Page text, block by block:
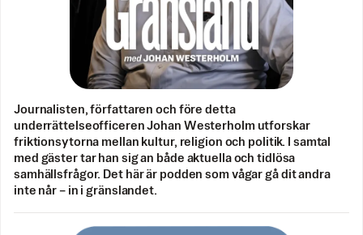
Journalisten, författaren och före detta
underrättelseofficeren Johan Westerholm utforskar
friktionsytorna mellan kultur, religion och politik. I samtal
med gäster tar han sig an både aktuella och tidlösa
samhällsfrågor. Det här är podden som vågar gå dit andra
inte når – in i gränslandet.